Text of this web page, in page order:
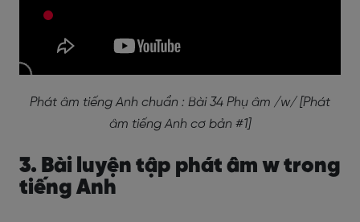
Phát âm tiếng Anh chuẩn : Bài 34 Phụ âm /w/ [Phát
âm tiếng Anh cơ bản #1]
3. Bài luyện tập phát âm w trong
tiếng Anh